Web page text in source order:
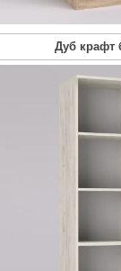
Дуб крафт